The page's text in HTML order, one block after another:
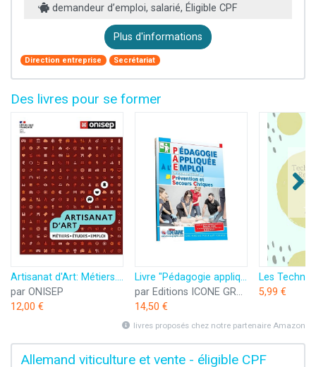
demandeur d’emploi, salarié, Éligible CPF
Plus d'informations
Direction entreprise Secrétariat
Des livres pour se former
Artisanat d'Art: Métiers. Etudes. Emploi
par ONISEP
12,00 €
Livre "Pédagogie appliquée à l'emploi de Formateur en Prévention et Secours Civiques"
par Editions ICONE GRAPHIC
14,50 €
5,99 €
livres proposés chez notre partenaire Amazon
Allemand viticulture et vente - éligible CPF